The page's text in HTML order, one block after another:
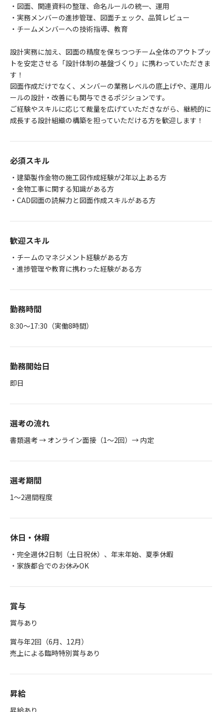
・図面、関連資料の整理、命名ルールの統一、運用
・実務メンバーの進捗管理、図面チェック、品質レビュー
・チームメンバーへの技術指導、教育
設計実務に加え、図面の精度を保ちつつチーム全体のアウトプッ
トを安定させる「設計体制の基盤づくり」に携わっていただきま
す！
図面作成だけでなく、メンバーの業務レベルの底上げや、運用ル
ールの設計・改善にも関与できるポジションです。
ご経験やスキルに応じて裁量を広げていただきながら、継続的に
成長する設計組織の構築を担っていただける方を歓迎します！
必須スキル
・建築製作金物の施工図作成経験が2年以上ある方
・金物工事に関する知識がある方
・CAD図面の読解力と図面作成スキルがある方
歓迎スキル
・チームのマネジメント経験がある方
・進捗管理や教育に携わった経験がある方
勤務時間
8:30～17:30（実働8時間）
勤務開始日
即日
選考の流れ
書類選考 → オンライン面接（1～2回）→ 内定
選考期間
1～2週間程度
休日・休暇
・完全週休2日制（土日祝休）、年末年始、夏季休暇
・家族都合でのお休みOK
賞与
賞与あり
賞与年2回（6月、12月）
売上による臨時特別賞与あり
昇給
昇給あり